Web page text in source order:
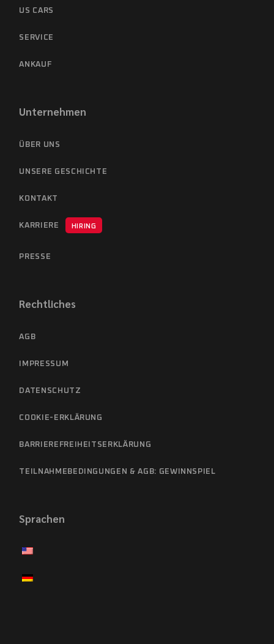
US CARS
SERVICE
ANKAUF
Unternehmen
ÜBER UNS
UNSERE GESCHICHTE
KONTAKT
KARRIERE HIRING
PRESSE
Rechtliches
AGB
IMPRESSUM
DATENSCHUTZ
COOKIE-ERKLÄRUNG
BARRIEREFREIHEITSERKLÄRUNG
TEILNAHMEBEDINGUNGEN & AGB: GEWINNSPIEL
Sprachen